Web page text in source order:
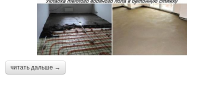
читать дальше →